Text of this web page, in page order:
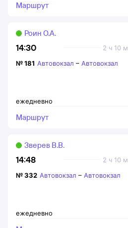
Маршрут
14:30 2 ч 10 м
Роин О.А.
ежедневно
№181 Автовокзал – Автовокзал
Маршрут
14:48 2 ч 10 м
Зверев В.В.
ежедневно
№332 Автовокзал – Автовокзал